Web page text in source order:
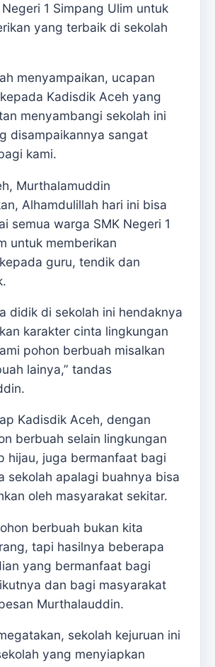
1 Simpang Ulim untuk
yang terbaik di sekolah
menyampaikan, ucapan
Kadisdik Aceh yang
menyambangi sekolah ini
disampaikannya sangat
kami.
Murthalamuddin
Alhamdulillah hari ini bisa
semua warga SMK Negeri 1
untuk memberikan
guru, tendik dan
didik di sekolah ini hendaknya
karakter cinta lingkungan
pohon berbuah misalkan
lainya,” tandas
Kadisdik Aceh, dengan
berbuah selain lingkungan
hijau, juga bermanfaat bagi
sekolah apalagi buahnya bisa
oleh masyarakat sekitar.
berbuah bukan kita
tapi hasilnya beberapa
yang bermanfaat bagi
dan bagi masyarakat
Murthalauddin.
sekolah kejuruan ini
yang menyiapkan